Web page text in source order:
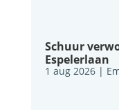
Schuur
Espelerlaan
1 aug 2026|